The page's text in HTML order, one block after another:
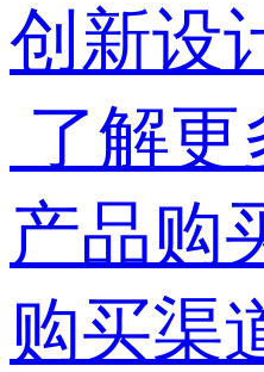
创新设
了解更
产品购
购买渠